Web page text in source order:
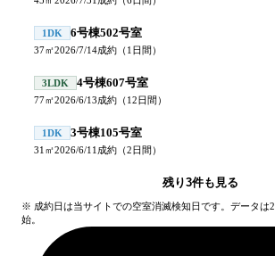
1DK 6号棟502号室
37㎡2026/7/14成約 （1 日間）
3LDK 4号棟607号室
77㎡2026/6/13成約 （12日間）
1DK 3号棟105号室
31 ㎡2026/6/11 成約 （2日間）
残り3件も見る
※ 成約日は当サイトでの空室消滅検知日です。データは
始。